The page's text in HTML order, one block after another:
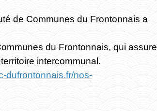
de Communes du Frontonnais a
du Frontonnais, qui assure
intercommunal.
dufrontonnais.fr/nos-